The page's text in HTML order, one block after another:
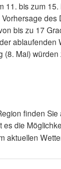
11. bis zum
bis zu 17
ablaufenden
Mai)
finden
es die
aktuellen